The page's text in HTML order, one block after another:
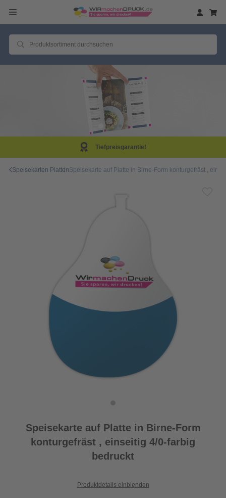
Tiefpreisgarantie!
Speisekarten PlattenSpeisekarte auf Platte in Birne-Form konturgefräst ,
Speisekarte auf Platte in Birne-Form
konturgefräst , einseitig 4/0-farbig
bedruckt
Produktdetails einblenden